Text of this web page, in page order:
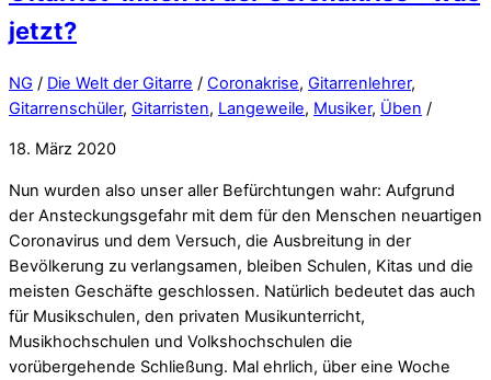
jetzt?
NG / Die Welt der Gitarre / Coronakrise, Gitarrenlehrer,
Gitarrenschüler, Gitarristen, Langeweile, Musiker, Üben /
18. März 2020
Nun wurden also unser aller Befürchtungen wahr: Aufgrund
der Ansteckungsgefahr mit dem für den Menschen neuartigen
Coronavirus und dem Versuch, die Ausbreitung in der
Bevölkerung zu verlangsamen, bleiben Schulen, Kitas und die
meisten Geschäfte geschlossen. Natürlich bedeutet das auch
für Musikschulen, den privaten Musikunterricht,
Musikhochschulen und Volkshochschulen die
vorübergehende Schließung. Mal ehrlich, über eine Woche